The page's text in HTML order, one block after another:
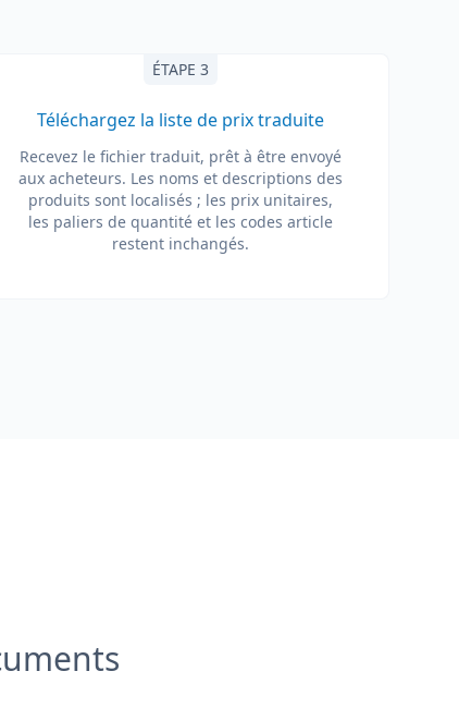
ÉTAPE 3
Téléchargez la liste de prix traduite
Recevez le fichier traduit, prêt à être envoyé
aux acheteurs. Les noms et descriptions des
produits sont localisés ; les prix unitaires,
les paliers de quantité et les codes article
restent inchangés.